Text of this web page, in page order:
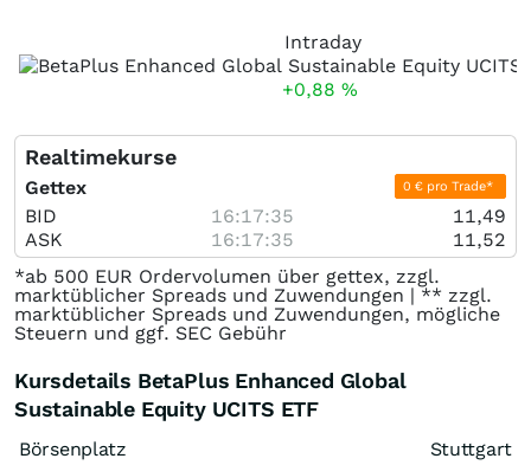
Intraday
+0,88 %
Realtimekurse
Gettex 0 € pro Trade*
BID 16:17:35
11,49
ASK
16:17:35
11,52
*ab 500 EUR Ordervolumen über gettex, zzgl.
marktüblicher Spreads und Zuwendungen | ** zzgl.
marktüblicher Spreads und Zuwendungen, mögliche
Steuern und ggf. SEC Gebühr
Kursdetails BetaPlus Enhanced Global
Sustainable Equity UCITS ETF
Börsenplatz
Stuttgart